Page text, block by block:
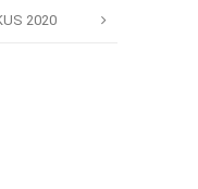
2020